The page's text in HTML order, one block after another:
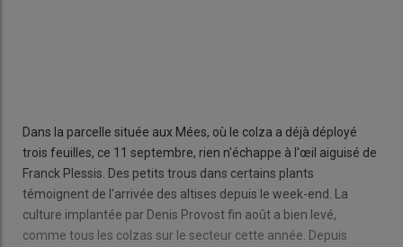
Dans la parcelle située aux Mées, où le colza a déjà déployé
trois feuilles, ce 11 septembre, rien n'échappe à l'œil aiguisé de
Franck Plessis. Des petits trous dans certains plants
témoignent de l'arrivée des altises depuis le week-end. La
culture implantée par Denis Provost fin août a bien levé,
comme tous les colzas sur le secteur cette année. Depuis